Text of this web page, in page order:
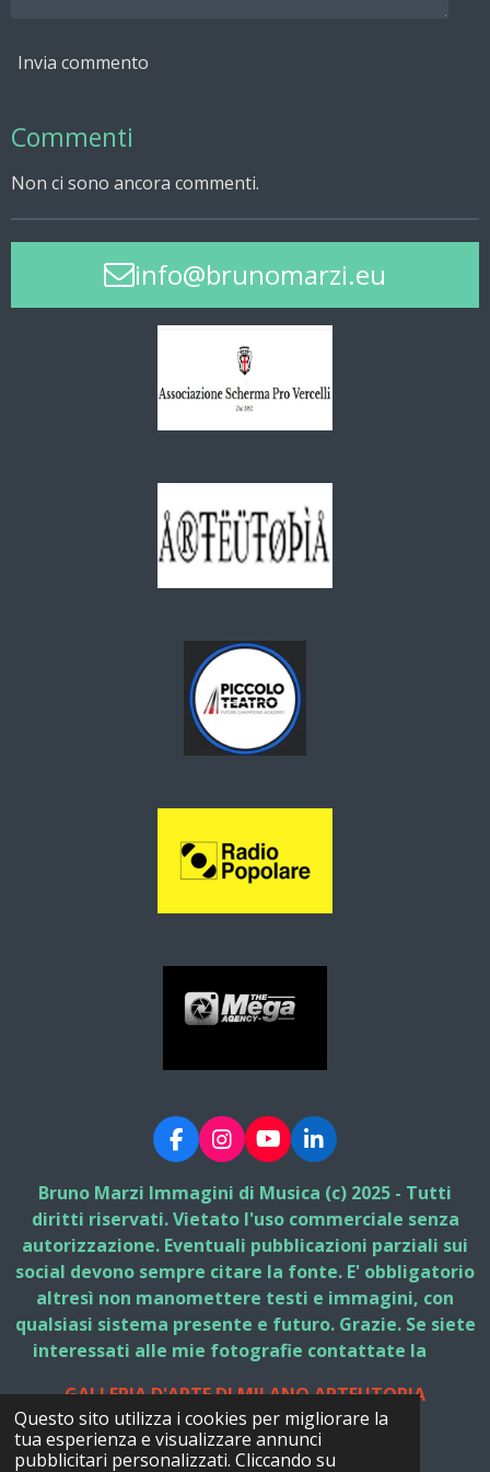
Questo sito utilizza i cookies per migliorare la
tua esperienza e visualizzare annunci
pubblicitari personalizzati. Cliccando su
Invia commento
Commenti
Non ci sono ancora commenti.
info@brunomarzi.eu
F
a
c
e
b
o
o
k
I
n
s
t
a
g
r
a
m
Y
o
u
T
u
b
e
L
i
n
k
e
d
I
n
Bruno Marzi Immagini di Musica (c) 2025 - Tutti
diritti riservati. Vietato l'uso commerciale senza
autorizzazione. Eventuali pubblicazioni parziali sui
social devono sempre citare la fonte. E' obbligatorio
altresì non manomettere testi e immagini, con
qualsiasi sistema presente e futuro. Grazie. Se siete
interessati alle mie fotografie contattate la
GALLERIA D'ARTE DI MILANO ARTEUTOPIA
© 2025 - 2026 Bruno Marzi Immagini di Musica
Fornito daWebador